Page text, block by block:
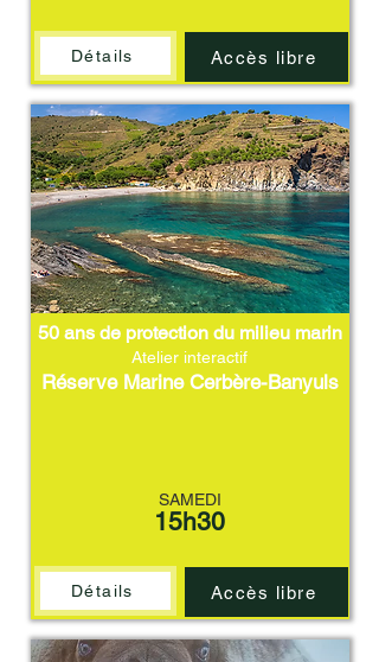
Détails Accès libre
50 ans de protection du milieu marin
Atelier interactif
Réserve Marine Cerbère-Banyuls
SAMEDI
15h30
Détails Accès libre